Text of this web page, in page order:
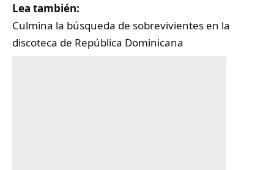
Lea también:
Culmina la búsqueda de sobrevivientes en la
discoteca de República Dominicana